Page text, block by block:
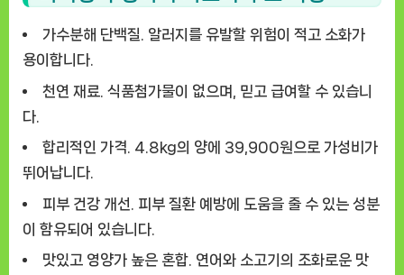
가수분해 단백질.
알러지를 유발할 위험이 적고 소화가
용이합니다.
천연 재료. 식품첨가물이 없으며, 믿고 급여할 수 있습니
다.
합리적인 가격. 4.8kg의 양에 39,900원으로 가성비가
뛰어납니다.
피부 건강 개선.
피부 질환 예방에 도움을 줄 수 있는 성분
이 함유되어 있습니다.
맛있고 영양가 높은 혼합. 연어와 소고기의 조화로운 맛